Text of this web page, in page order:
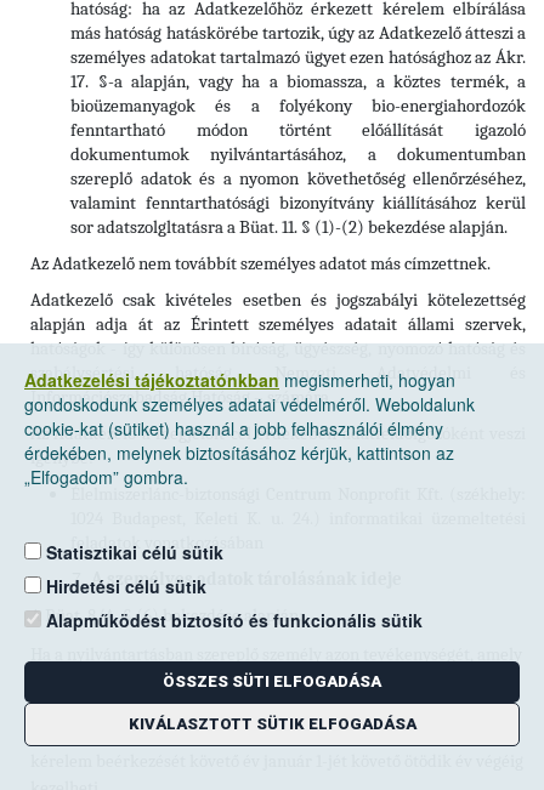
hatóság: ha az Adatkezelőhöz érkezett kérelem elbírálása
más hatóság hatáskörébe tartozik, úgy az Adatkezelő átteszi a
személyes adatokat tartalmazó ügyet ezen hatósághoz az Ákr.
17. §-a alapján, vagy ha a biomassza, a köztes termék, a
bioüzemanyagok és a folyékony bio-energiahordozók
fenntartható módon történt előállítását igazoló
dokumentumok nyilvántartásához, a dokumentumban
szereplő adatok és a nyomon követhetőség ellenőrzéséhez,
valamint fenntarthatósági bizonyítvány kiállításához kerül
sor adatszolgltatásra a Büat. 11. § (1)-(2) bekezdése alapján.
Az Adatkezelő nem továbbít személyes adatot más címzettnek.
Adatkezelő csak kivételes esetben és jogszabályi kötelezettség
alapján adja át az Érintett személyes adatait állami szervek,
hatóságok - így különösen bíróság, ügyészség, nyomozó hatóság és
szabálysértési hatóság, Nemzeti Adatvédelmi és
Információszabadság Hatóság – számára.
Az Adatkezelő a megjelölt cél érdekében adatfeldolgozóként veszi
igénybe:
Élelmiszerlánc-biztonsági Centrum Nonprofit Kft. (székhely:
feladatok vonatkozásában
A személyes adatok tárolásának ideje
A Büat. 8/A. § (6) bekezdése alapján:
miatt a nyilvántartásban szerepel, a továbbiakban nem folytatja,
kérelmezi az adatainak a nyilvántartásból való törlését. A
mezőgazdasági igazgatási szerv az érintett személy adatait a
Adatkezelési tájékoztatónkban megismerheti, hogyan
gondoskodunk személyes adatai védelméről. Weboldalunk
cookie-kat (sütiket) használ a jobb felhasználói élmény
érdekében, melynek biztosításához kérjük, kattintson az
„Elfogadom” gombra.
Statisztikai célú sütik
Hirdetési célú sütik
Alapműködést biztosító és funkcionális sütik
ÖSSZES SÜTI ELFOGADÁSA
KIVÁLASZTOTT SÜTIK ELFOGADÁSA